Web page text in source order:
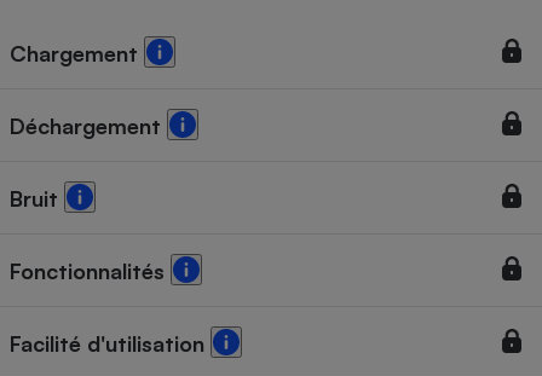
Chargement
Déchargement
Bruit
Fonctionnalités
Facilité d'utilisation